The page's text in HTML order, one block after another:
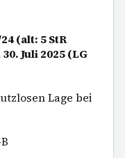
(alt: 5 StR
Juli 2025 (LG
Lage bei